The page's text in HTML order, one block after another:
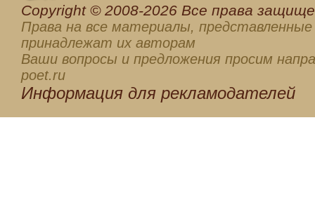
Сopyright © 2008-2026 Все права
Права на все материалы, представленные
принадлежат их авторам
Ваши вопросы и предложения просим
poet.ru
Информация для рекламодателей